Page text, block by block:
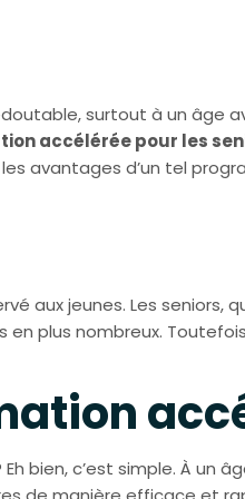
surtout à un âge
accélérée pour les
avantages d’un tel
aux jeunes. Les
plus nombreux.
bien, c’est simple. À un